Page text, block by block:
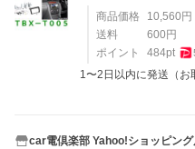
商品価格 10,560 円
送料
600 円
ポイント
484pt
1〜2日以内に発送（お
car電倶楽部 Yahoo!ショッピング